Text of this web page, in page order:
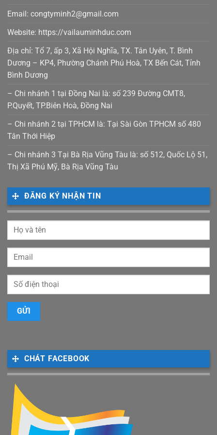
Email: congtyminh2@gmail.com
Website: https://vailauminhduc.com
Địa chỉ: Tổ 7, ấp 3, Xã Hội Nghĩa, TX. Tân Uyên, T. Bình
Dương – KP4, Phường Chánh Phú Hoà, TX Bến Cát, Tỉnh
Bình Dương
– Chi nhánh 1 tại Đồng Nai là: số 239 Đường CMT8,
P.Quyết, TP.Biên Hoà, Đồng Nai
– Chi nhánh 2 tại TPHCM là: Tại Sài Gòn TPHCM số 480
Tân Thới Hiệp
– Chi nhánh 3 Tại Bà Rịa Vũng Tàu là: số 512, Quốc Lộ 51,
Thị Xã Phú Mỹ, Bà Rịa Vũng Tàu
ĐĂNG KÝ NHẬN TIN
CHÁT FACEBOOK